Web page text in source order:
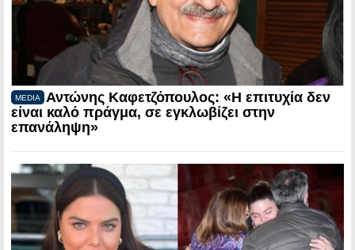
MEDIA
Αντώνης Καφετζόπουλος: «Η επιτυχία δεν
είναι καλό πράγμα, σε εγκλωβίζει στην
επανάληψη»